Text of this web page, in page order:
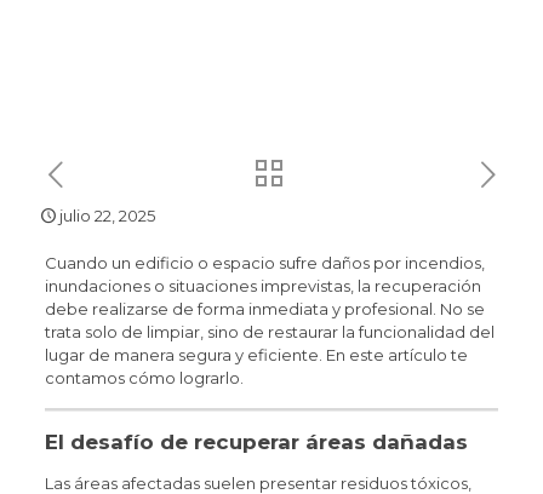
julio 22, 2025
Cuando un edificio o espacio sufre daños por incendios,
inundaciones o situaciones imprevistas, la recuperación
debe realizarse de forma inmediata y profesional. No se
trata solo de limpiar, sino de restaurar la funcionalidad del
lugar de manera segura y eficiente. En este artículo te
contamos cómo lograrlo.
El desafío de recuperar áreas dañadas
Las áreas afectadas suelen presentar residuos tóxicos,